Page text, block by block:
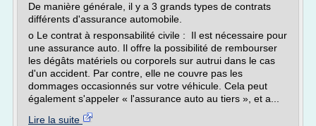
De manière générale, il y a 3 grands types de contrats
différents d'assurance automobile.
o Le contrat à responsabilité civile : Il est nécessaire pour
une assurance auto. Il offre la possibilité de rembourser
les dégâts matériels ou corporels sur autrui dans le cas
d'un accident. Par contre, elle ne couvre pas les
dommages occasionnés sur votre véhicule. Cela peut
également s'appeler « l'assurance auto au tiers », et a...
Lire la suite